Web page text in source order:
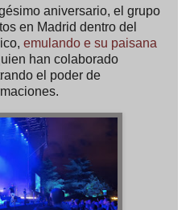
aniversario, el grupo
en Madrid dentro del
emulando e su paisana
han colaborado
el poder de